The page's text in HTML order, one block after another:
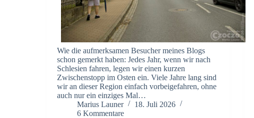
Wie die aufmerksamen Besucher meines Blogs
schon gemerkt haben: Jedes Jahr, wenn wir nach
Schlesien fahren, legen wir einen kurzen
Zwischenstopp im Osten ein. Viele Jahre lang sind
wir an dieser Region einfach vorbeigefahren, ohne
auch nur ein einziges Mal…
Marius Launer
18. Juli 2026
6 Kommentare